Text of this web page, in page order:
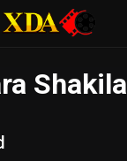
Shakila